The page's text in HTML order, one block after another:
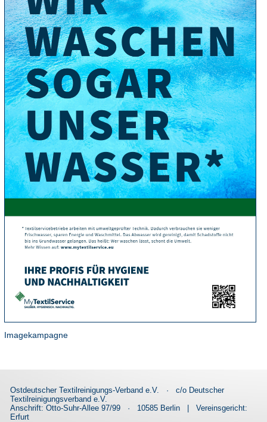
Imagekampagne
Ostdeutscher Textilreinigungs-Verband e.V. ·
c/o Deutscher
Textilreinigungsverband e.V.
Anschrift: Otto-Suhr-Allee 97/99
· 10585 Berlin |
Vereinsgericht:
Erfurt